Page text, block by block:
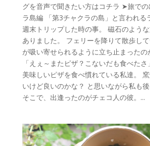
グを音声で聞きたい方はコチラ ➤旅での
ラ島編 「第3チャクラの島」と言われる
週末トリップした時の事。 磁石のよう
ありました。 フェリーを降りて散歩し
が吸い寄せられるように立ち止まったの
「えぇ～またピザ？こないだも食べたさ
美味しいピザを食べ慣れている私達。
いけど良いのかな？ と思いながら私も後
そこで、出逢ったのがチェコ人の彼。...